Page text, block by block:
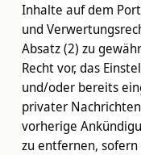
Inhalte auf dem
und
Absatz (2) zu
Recht vor, das
und/oder bereits
privater
vorherige
zu entfernen,